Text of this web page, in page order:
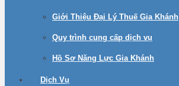
Giới Thiệu Đại Lý Thuế Gia Khánh
Quy trình cung cấp dịch vụ
Hồ Sơ Năng Lực Gia Khánh
Dịch Vụ